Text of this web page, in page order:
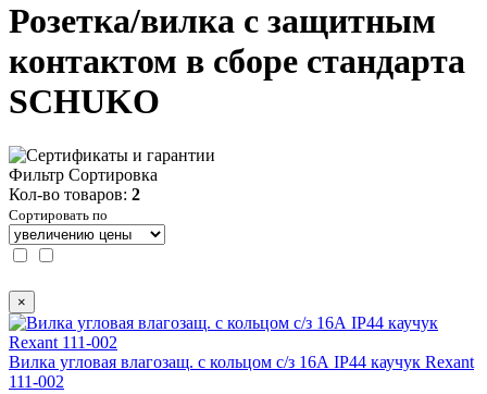
Розетка/вилка с защитным
контактом в сборе стандарта
SCHUKO
Фильтр Сортировка
Кол-во товаров: 2
Сортировать по
×
Вилка угловая влагозащ. с кольцом с/з 16А IP44 каучук Rexant
111-002